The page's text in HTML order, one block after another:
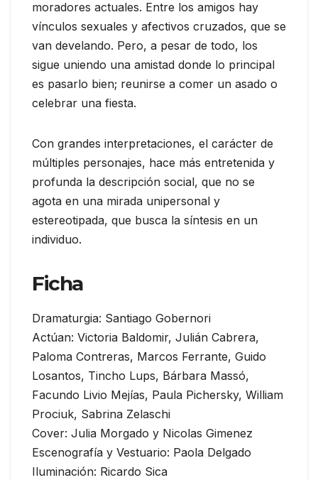
moradores actuales. Entre los amigos hay
vínculos sexuales y afectivos cruzados, que se
van develando. Pero, a pesar de todo, los
sigue uniendo una amistad donde lo principal
es pasarlo bien; reunirse a comer un asado o
celebrar una fiesta.
Con grandes interpretaciones, el carácter de
múltiples personajes, hace más entretenida y
profunda la descripción social, que no se
agota en una mirada unipersonal y
estereotipada, que busca la síntesis en un
individuo.
Ficha
Dramaturgia: Santiago Gobernori
Actúan: Victoria Baldomir, Julián Cabrera,
Paloma Contreras, Marcos Ferrante, Guido
Losantos, Tincho Lups, Bárbara Massó,
Facundo Livio Mejías, Paula Pichersky, William
Prociuk, Sabrina Zelaschi
Cover: Julia Morgado y Nicolas Gimenez
Escenografía y Vestuario: Paola Delgado
Iluminación: Ricardo Sica